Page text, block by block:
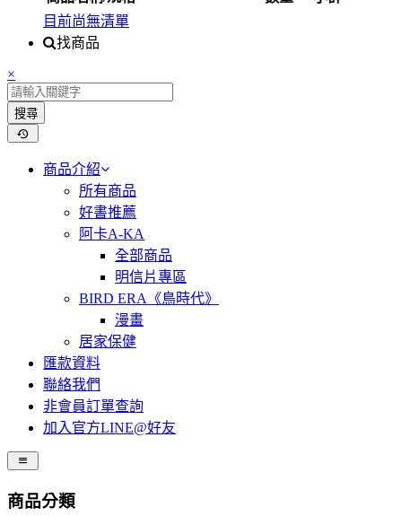
目前尚無清單
找商品
×
搜尋
商品介紹
所有商品
好書推薦
阿卡A-KA
全部商品
明信片專區
BIRD ERA《鳥時代》
漫畫
居家保健
匯款資料
聯絡我們
非會員訂單查詢
加入官方LINE@好友
商品分類